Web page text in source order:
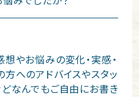
やお悩みの変化・実感・
へのアドバイスやスタッ
なんでもご自由にお書き